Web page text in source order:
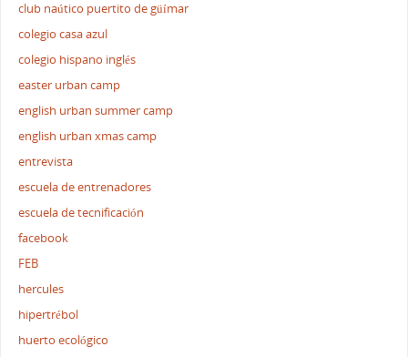
club naútico puertito de güímar
colegio casa azul
colegio hispano inglés
easter urban camp
english urban summer camp
english urban xmas camp
entrevista
escuela de entrenadores
escuela de tecnificación
facebook
FEB
hercules
hipertrébol
huerto ecológico